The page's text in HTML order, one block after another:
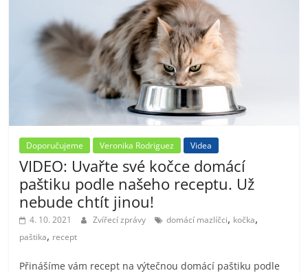
Doporučujeme Veronika Rodriguez Videa
VIDEO: Uvařte své kočce domácí
paštiku podle našeho receptu. Už
nebude chtít jinou!
4. 10. 2021 Zvířecí zprávy domácí mazlíčci, kočka,
paštika, recept
Přinášíme vám recept na výtečnou domácí paštiku podle